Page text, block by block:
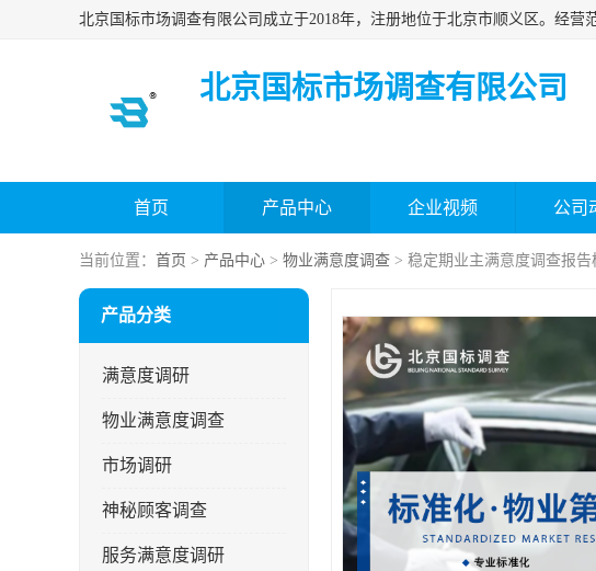
北京国标市场调查有限公司
首页 产品中心 企业视频 公司
当前位置： 首页 > 产品中心 > 物业满意度调查 > 稳定期业主满意度调查报告
产品分类
满意度调研
物业满意度调查
市场调研
神秘顾客调查
服务满意度调研